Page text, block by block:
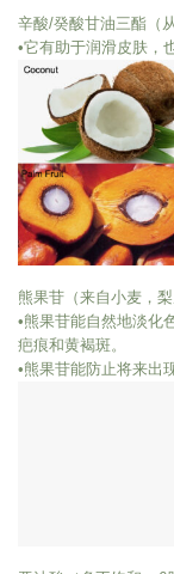
辛酸/癸酸甘油三酯（
•它有助于润滑皮肤，
熊果苷（来自小麦，梨
•熊果苷能自然地淡化
疤痕和黄褐斑。
•熊果苷能防止将来出